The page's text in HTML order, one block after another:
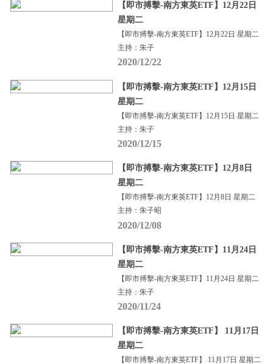
【即市搏擊-南方東英ETF】12月22日
星期二
【即市搏擊-南方東英ETF】12月22日 星期二
主持：朱子
2020/12/22
【即市搏擊-南方東英ETF】12月15日
星期二
【即市搏擊-南方東英ETF】12月15日 星期二
主持：朱子
2020/12/15
【即市搏擊-南方東英ETF】12月8日
星期二
【即市搏擊-南方東英ETF】12月8日 星期二
主持：朱子昭
2020/12/08
【即市搏擊-南方東英ETF】11月24日
星期二
【即市搏擊-南方東英ETF】11月24日 星期二
主持：朱子
2020/11/24
【即市搏擊-南方東英ETF】 11月17日
星期二
【即市搏擊-南方東英ETF】 11月17日 星期二